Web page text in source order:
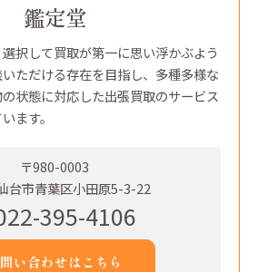
鑑定堂
択して買取が第一に思い浮かぶよう
ただける存在を目指し、多種多様な
状態に対応した出張買取のサービス
ます。
〒980-0003
台市青葉区小田原5-3-22
395-4106
い合わせはこちら